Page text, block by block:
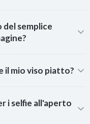
semplice
il mio viso piatto?
i selfie all'aperto